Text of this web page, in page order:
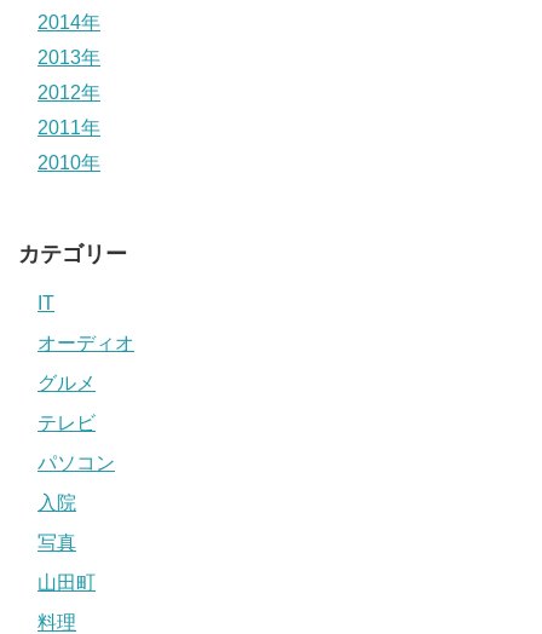
2014年
2013年
2012年
2011年
2010年
カテゴリー
IT
オーディオ
グルメ
テレビ
パソコン
入院
写真
山田町
料理